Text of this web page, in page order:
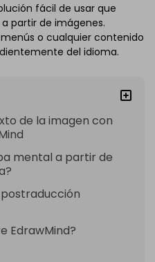
fácil de usar que
partir de imágenes.
o cualquier contenido
del idioma.
de la imagen con
mental a partir de
EdrawMind?